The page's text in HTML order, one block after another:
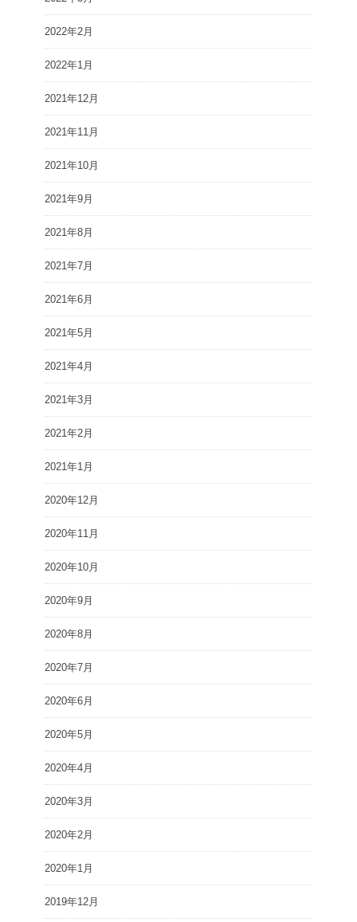
2022年2月
2022年1月
2021年12月
2021年11月
2021年10月
2021年9月
2021年8月
2021年7月
2021年6月
2021年5月
2021年4月
2021年3月
2021年2月
2021年1月
2020年12月
2020年11月
2020年10月
2020年9月
2020年8月
2020年7月
2020年6月
2020年5月
2020年4月
2020年3月
2020年2月
2020年1月
2019年12月